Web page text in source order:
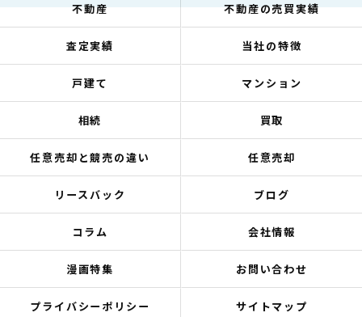
不動産 不動産の売買実績
査定実績 当社の特徴
戸建て マンション
相続 買取
任意売却と競売の違い 任意売却
リースバック ブログ
コラム 会社情報
漫画特集 お問い合わせ
プライバシーポリシー サイトマップ